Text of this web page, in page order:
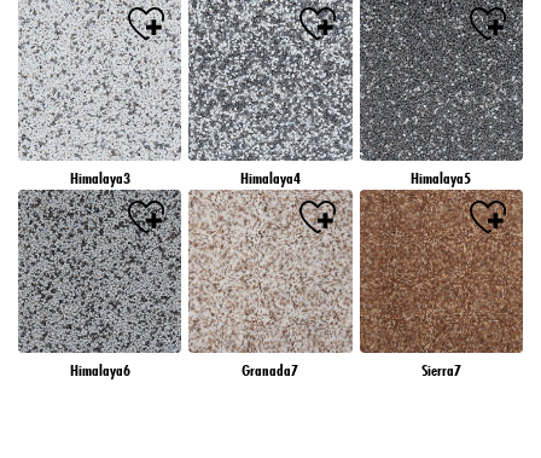
Himalaya3 Himalaya4 Himalaya5
Himalaya6 Granada7 Sierra7